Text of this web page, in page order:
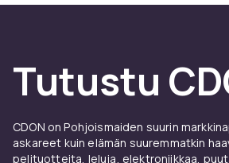
Tutustu
CDON on Pohjoismaiden suurin
askareet kuin elämän suuremmatkin
pelituotteita, leluja, elektroniikkaa,